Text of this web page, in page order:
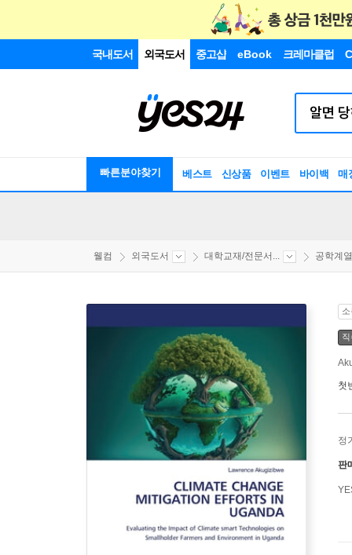
국내도서 외국도서 중고샵 eBook 크레마클럽
빠른분야찾기 베스트 신상품 이벤트 바이백 매
웰컴 외국도서 대학교재/전문서... 공학계열
첫
정
판